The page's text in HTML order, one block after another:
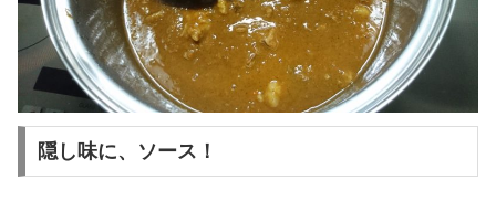
隠し味に、ソース！